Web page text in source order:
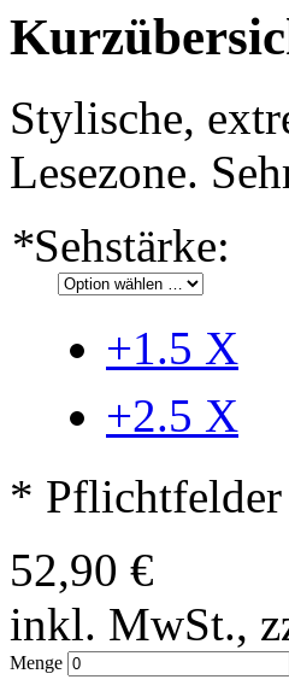
Stylische,
Lesezone.
*Sehstärke:
+1.5 X
+2.5 X
* Pflichtfelder
52,90 €
inkl. MwSt.,
Menge